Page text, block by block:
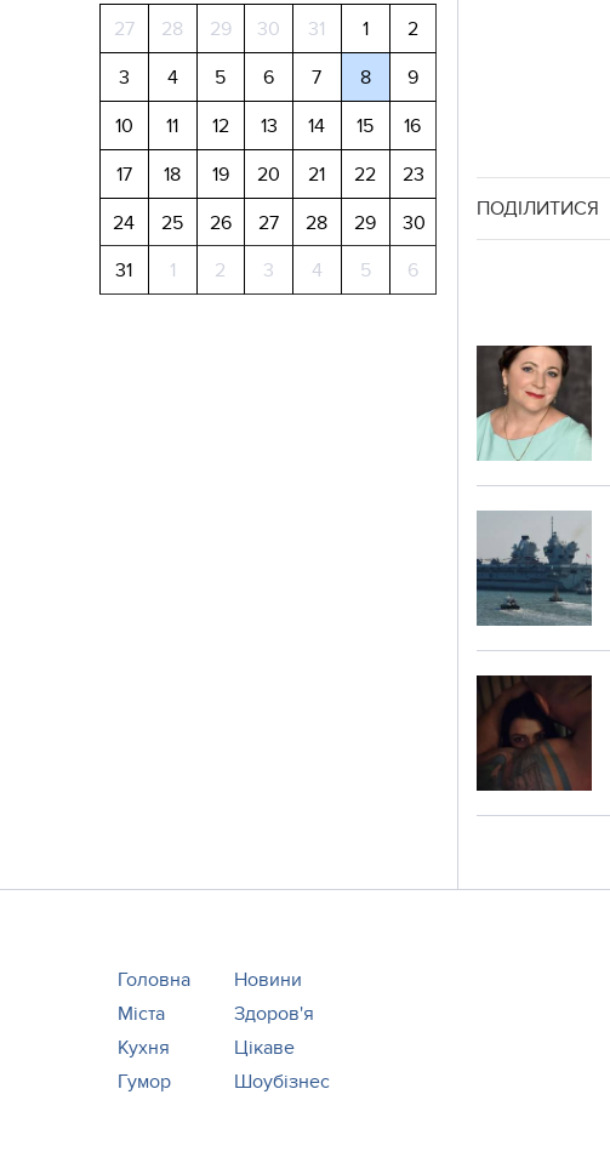
27 28 29 30 31 1
2
3
4 5 6 7 8
9
10
11 12 13 14 15
16
17
18 19 20 21 22
23
24
25 26 27 28 29
30
31
1 2 3 4 5 6
ПОДІЛИТИСЯ
Головна
Новини
Міста
Здоров'я
Кухня
Цікаве
Гумор
Шоубізнес